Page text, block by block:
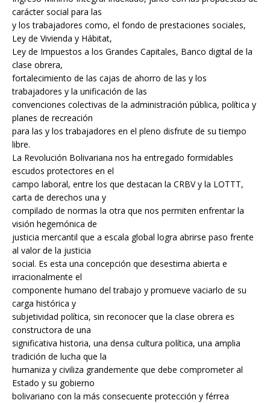
carácter social para las
y los trabajadores como, el fondo de prestaciones sociales,
Ley de Vivienda y Hábitat,
Ley de Impuestos a los Grandes Capitales, Banco digital de la
clase obrera,
fortalecimiento de las cajas de ahorro de las y los
trabajadores y la unificación de las
convenciones colectivas de la administración pública, política y
planes de recreación
para las y los trabajadores en el pleno disfrute de su tiempo
libre.
La Revolución Bolivariana nos ha entregado formidables
escudos protectores en el
campo laboral, entre los que destacan la CRBV y la LOTTT,
carta de derechos una y
compilado de normas la otra que nos permiten enfrentar la
visión hegemónica de
justicia mercantil que a escala global logra abrirse paso frente
al valor de la justicia
social. Es esta una concepción que desestima abierta e
irracionalmente el
componente humano del trabajo y promueve vaciarlo de su
carga histórica y
subjetividad política, sin reconocer que la clase obrera es
constructora de una
significativa historia, una densa cultura política, una amplia
tradición de lucha que la
humaniza y civiliza grandemente que debe comprometer al
Estado y su gobierno
bolivariano con la más consecuente protección y férrea